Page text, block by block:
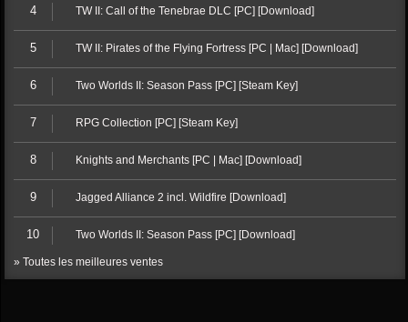
4 TW II: Call of the Tenebrae DLC [PC] [Download]
5 TW II: Pirates of the Flying Fortress [PC | Mac] [Download]
6 Two Worlds II: Season Pass [PC] [Steam Key]
7 RPG Collection [PC] [Steam Key]
8 Knights and Merchants [PC | Mac] [Download]
9 Jagged Alliance 2 incl. Wildfire [Download]
10 Two Worlds II: Season Pass [PC] [Download]
» Toutes les meilleures ventes